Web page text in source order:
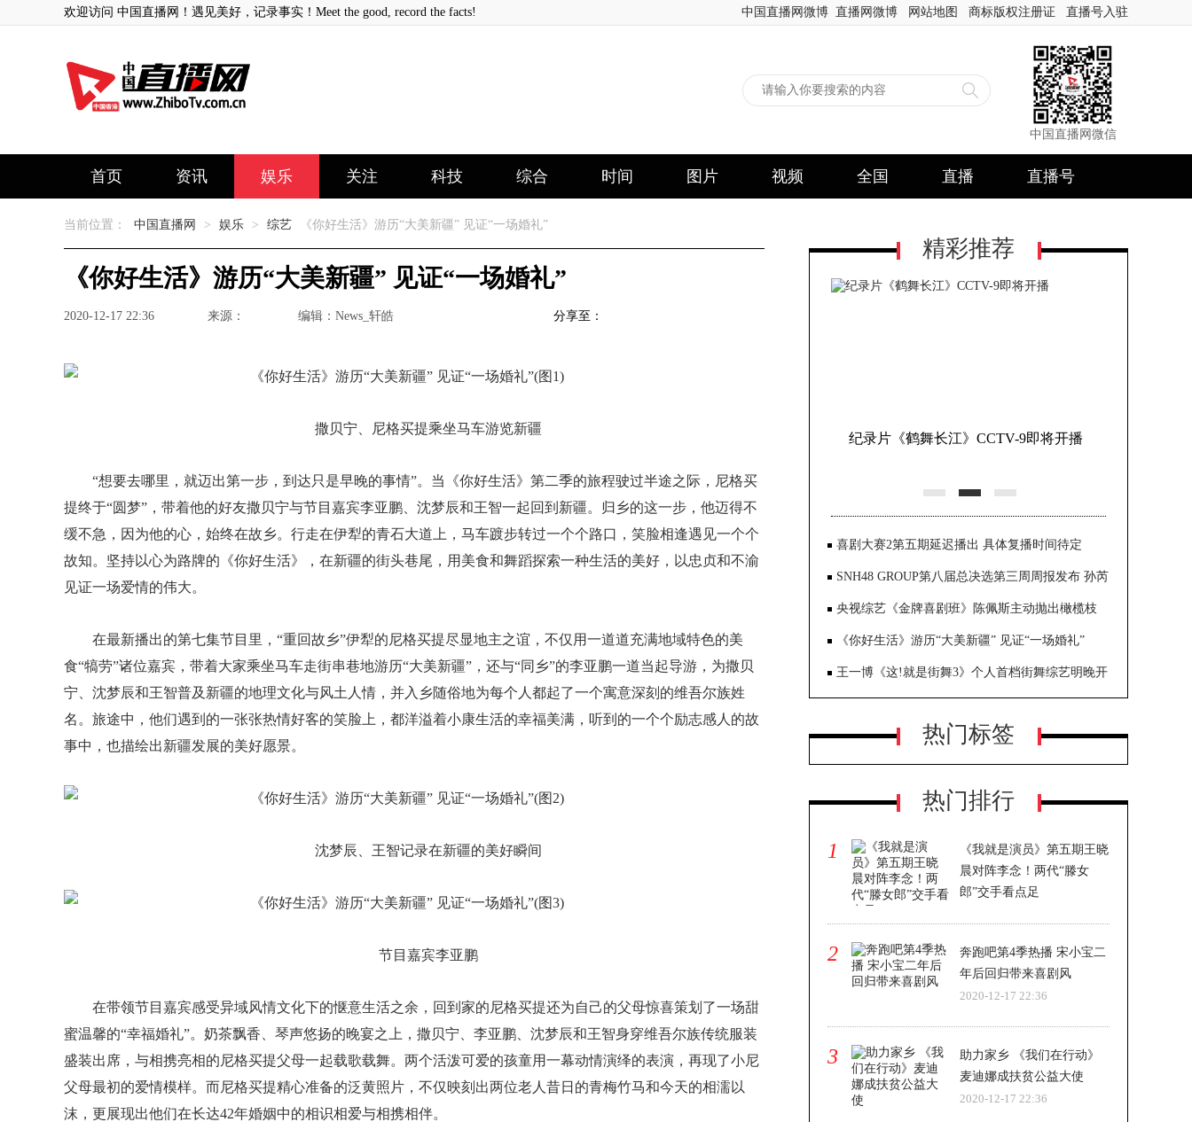
欢迎访问 中国直播网！遇见美好，记录事实！Meet the good, record the facts! 中国直播网微博 直播网微博 网站地图 商标版权注册证 直播号入驻
中国直播网微信
首页 资讯 娱乐 关注 科技 综合 时间 图片 视频 全国 直播 直播号
当前位置： 中国直播网 > 娱乐 > 综艺 《你好生活》游历“大美新疆” 见证“一场婚礼”
《你好生活》游历“大美新疆” 见证“一场婚礼”
2020-12-17 22:36 来源： 编辑：News_轩皓 分享至：
撒贝宁、尼格买提乘坐马车游览新疆
“想要去哪里，就迈出第一步，到达只是早晚的事情”。当《你好生活》第二季的旅程驶过半途之际，尼格买
提终于“圆梦”，带着他的好友撒贝宁与节目嘉宾李亚鹏、沈梦辰和王智一起回到新疆。归乡的这一步，他迈得不
缓不急，因为他的心，始终在故乡。行走在伊犁的青石大道上，马车踱步转过一个个路口，笑脸相逢遇见一个个
故知。坚持以心为路牌的《你好生活》，在新疆的街头巷尾，用美食和舞蹈探索一种生活的美好，以忠贞和不渝
见证一场爱情的伟大。
在最新播出的第七集节目里，“重回故乡”伊犁的尼格买提尽显地主之谊，不仅用一道道充满地域特色的美
食“犒劳”诸位嘉宾，带着大家乘坐马车走街串巷地游历“大美新疆”，还与“同乡”的李亚鹏一道当起导游，为撒贝
宁、沈梦辰和王智普及新疆的地理文化与风土人情，并入乡随俗地为每个人都起了一个寓意深刻的维吾尔族姓
名。旅途中，他们遇到的一张张热情好客的笑脸上，都洋溢着小康生活的幸福美满，听到的一个个励志感人的故
事中，也描绘出新疆发展的美好愿景。
沈梦辰、王智记录在新疆的美好瞬间
节目嘉宾李亚鹏
在带领节目嘉宾感受异域风情文化下的惬意生活之余，回到家的尼格买提还为自己的父母惊喜策划了一场甜
蜜温馨的“幸福婚礼”。奶茶飘香、琴声悠扬的晚宴之上，撒贝宁、李亚鹏、沈梦辰和王智身穿维吾尔族传统服装
盛装出席，与相携亮相的尼格买提父母一起载歌载舞。两个活泼可爱的孩童用一幕动情演绎的表演，再现了小尼
父母最初的爱情模样。而尼格买提精心准备的泛黄照片，不仅映刻出两位老人昔日的青梅竹马和今天的相濡以
沫，更展现出他们在长达42年婚姻中的相识相爱与相携相伴。
精彩推荐
纪录片《鹤舞长江》CCTV-9即将开播
喜剧大赛2第五期延迟播出 具体复播时间待定
SNH48 GROUP第八届总决选第三周周报发布 孙芮
夺得第一
央视综艺《金牌喜剧班》陈佩斯主动抛出橄榄枝
《你好生活》游历“大美新疆” 见证“一场婚礼”
王一博《这!就是街舞3》个人首档街舞综艺明晚开
热门标签
热门排行
1
《我就是演员》第五期王晓
晨对阵李念！两代“滕女
郎”交手看点足
2
奔跑吧第4季热播 宋小宝二
年后回归带来喜剧风
2020-12-17 22:36
3
助力家乡 《我们在行动》
麦迪娜成扶贫公益大使
2020-12-17 22:36